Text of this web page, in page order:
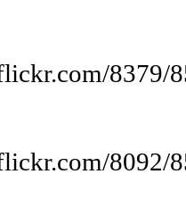
8379/
8092/